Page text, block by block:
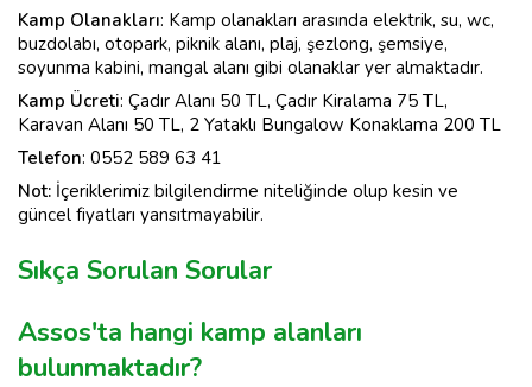
Kamp Olanakları: Kamp olanakları arasında elektrik, su, wc,
buzdolabı, otopark, piknik alanı, plaj, şezlong, şemsiye,
soyunma kabini, mangal alanı gibi olanaklar yer almaktadır.
Kamp Ücreti: Çadır Alanı 50 TL, Çadır Kiralama 75 TL,
Karavan Alanı 50 TL, 2 Yataklı Bungalow Konaklama 200 TL
Telefon: 0552 589 63 41
Not: İçeriklerimiz bilgilendirme niteliğinde olup kesin ve
güncel fiyatları yansıtmayabilir.
Sıkça Sorulan Sorular
Assos'ta hangi kamp alanları
bulunmaktadır?